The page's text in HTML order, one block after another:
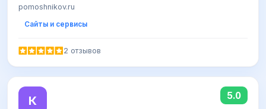
pomoshnikov.ru
Сайты и сервисы
2 отзывов
К 5.0